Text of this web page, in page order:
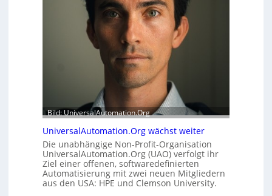
a
t
A
b
a
u
h
e
m
m
n
u
l
e
i
0
u
n
0
A
Bild: UniversalAutomation.Org
UniversalAutomation.Org wächst weiter
Die unabhängige Non-Profit-Organisation
UniversalAutomation.Org (UAO) verfolgt ihr
Ziel einer offenen, softwaredefinierten
Automatisierung mit zwei neuen Mitgliedern
aus den USA: HPE und Clemson University.